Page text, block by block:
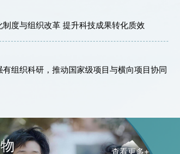
度与组织改革 提升科技成果转化质效
组织科研，推动国家级项目与横向项目协同
查看更多+
【有聊】 聊大创客说 · 林上又！
【有聊】聊大青年说 · 彭秀清：感谢不曾退缩的自己
【有聊】她是郭峥